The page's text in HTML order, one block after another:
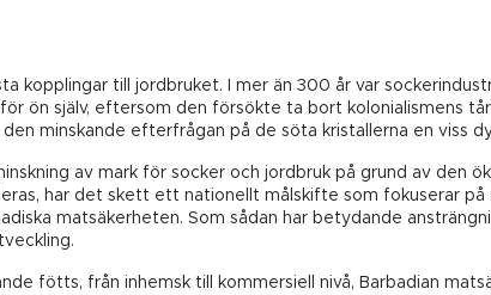
kopplingar till jordbruket. I mer än 300 år var
ön själv, eftersom den försökte ta bort kolonialismens
minskande efterfrågan på de söta kristallerna en viss
av mark för socker och jordbruk på grund av den
har det skett ett nationellt målskifte som fokuserar
matsäkerheten. Som sådan har betydande
fötts, från inhemsk till kommersiell nivå, Barbadian